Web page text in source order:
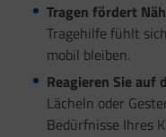
Tragen fördert
Tragehilfe fühlt
mobil bleiben.
Reagieren Sie auf
Lächeln oder
Bedürfnisse Ihres